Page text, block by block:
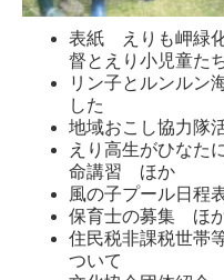
表紙 えりも岬緑
督とえり小児童た
リン子とルンルン
した
地域おこし協力隊
えり高生がひなた
命講習 ほか
風の子プール日
保育士の募集 ほ
住民税非課税世帯
ついて